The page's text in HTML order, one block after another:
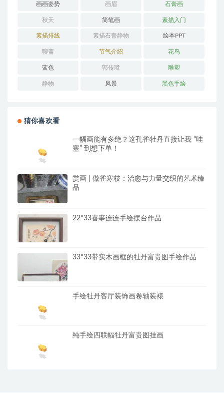
画画姿势 画眉 石膏画
秋天 简笔画 素描入门
素描排线 素描石膏静物 绘本PPT
聊斋 节气介绍 花鸟
蓝色 郭传璋 雕塑
静物 风景 黑色手绘
猜你喜欢看
一幅画能有多绝？这孔雀牡丹直接让我 “哇
塞” 到想下单！
赏画 | 傲雀寒枝：治愈与力量交织的艺术臻
品
22*33喜事连连手绘摆台作品
33*33带实木画框的牡丹富贵图手绘作品
手绘牡丹客厅装饰画卷轴装裱
纯手绘四联幅牡丹富贵图挂画